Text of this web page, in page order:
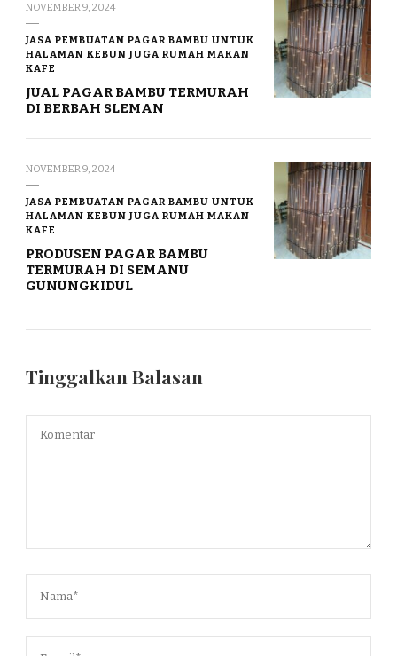
NOVEMBER 9, 2024
JASA PEMBUATAN PAGAR BAMBU UNTUK
HALAMAN KEBUN JUGA RUMAH MAKAN
KAFE
JUAL PAGAR BAMBU TERMURAH
DI BERBAH SLEMAN
NOVEMBER 9, 2024
JASA PEMBUATAN PAGAR BAMBU UNTUK
HALAMAN KEBUN JUGA RUMAH MAKAN
KAFE
PRODUSEN PAGAR BAMBU
TERMURAH DI SEMANU
GUNUNGKIDUL
Tinggalkan Balasan